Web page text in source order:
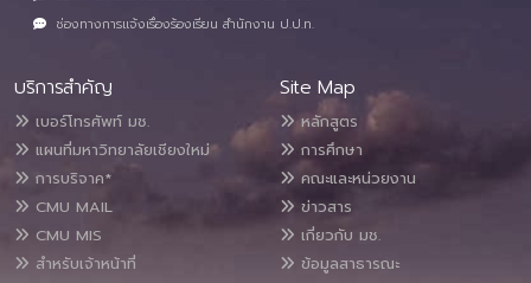
ช่องทางการแจ้งเรื่องร้องเรียน สำนักงาน ป.ป.ท.
บริการสำคัญ
เบอร์โทรศัพท์ มช.
แผนที่มหาวิทยาลัยเชียงใหม่
การบริจาค*
CMU MAIL
CMU MIS
สำหรับเจ้าหน้าที่
Site Map
หลักสูตร
การศึกษา
คณะและหน่วยงาน
ข่าวสาร
เกี่ยวกับ มช.
ข้อมูลสาธารณะ